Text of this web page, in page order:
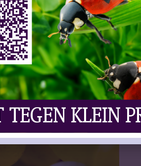
investeert de Nederlandse
in 660 Britse pubs, die door
meer